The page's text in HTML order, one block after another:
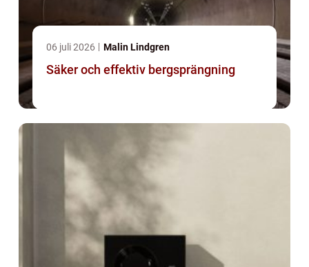
06 juli 2026 Malin Lindgren
Säker och effektiv bergsprängning